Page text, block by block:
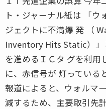
ト・ジャーナル紙は 「
ジェクトに不満爆 発 （
Inventory Hits Static）」
を進めるＩＣタ グを利用
に、赤信号が 灯っている
報道によると、ウォルマ
減するため、主要取引先